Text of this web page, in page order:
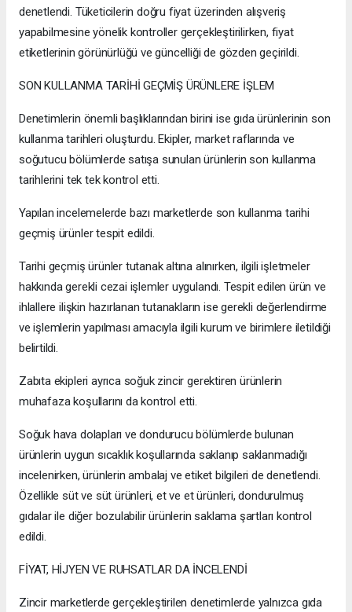
denetlendi. Tüketicilerin doğru fiyat üzerinden alışveriş
yapabilmesine yönelik kontroller gerçekleştirilirken, fiyat
etiketlerinin görünürlüğü ve güncelliği de gözden geçirildi.
SON KULLANMA TARİHİ GEÇMİŞ ÜRÜNLERE İŞLEM
Denetimlerin önemli başlıklarından birini ise gıda ürünlerinin son
kullanma tarihleri oluşturdu. Ekipler, market raflarında ve
soğutucu bölümlerde satışa sunulan ürünlerin son kullanma
tarihlerini tek tek kontrol etti.
Yapılan incelemelerde bazı marketlerde son kullanma tarihi
geçmiş ürünler tespit edildi.
Tarihi geçmiş ürünler tutanak altına alınırken, ilgili işletmeler
hakkında gerekli cezai işlemler uygulandı. Tespit edilen ürün ve
ihlallere ilişkin hazırlanan tutanakların ise gerekli değerlendirme
ve işlemlerin yapılması amacıyla ilgili kurum ve birimlere iletildiği
belirtildi.
Zabıta ekipleri ayrıca soğuk zincir gerektiren ürünlerin
muhafaza koşullarını da kontrol etti.
Soğuk hava dolapları ve dondurucu bölümlerde bulunan
ürünlerin uygun sıcaklık koşullarında saklanıp saklanmadığı
incelenirken, ürünlerin ambalaj ve etiket bilgileri de denetlendi.
Özellikle süt ve süt ürünleri, et ve et ürünleri, dondurulmuş
gıdalar ile diğer bozulabilir ürünlerin saklama şartları kontrol
edildi.
FİYAT, HİJYEN VE RUHSATLAR DA İNCELENDİ
Zincir marketlerde gerçekleştirilen denetimlerde yalnızca gıda